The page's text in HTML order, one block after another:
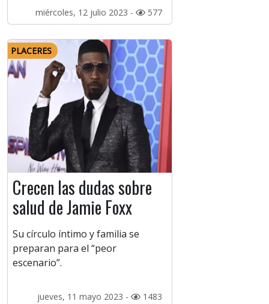
miércoles, 12 julio 2023 - 577
PLACERES
Crecen las dudas sobre
salud de Jamie Foxx
Su círculo íntimo y familia se
preparan para el “peor
escenario”.
jueves, 11 mayo 2023 - 1483